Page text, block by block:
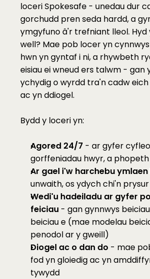
loceri Spokesafe - unedau dur
gorchudd pren seda hardd, a
ymgyfuno â'r trefniant lleol. Hyd
well? Mae pob locer yn
hwn yn gyntaf i ni, a rhywbeth
eisiau ei wneud ers talwm - gan
ychydig o wyrdd tra'n cadw
ac yn ddiogel.
Bydd y loceri yn:
Agored 24/7 - ar gyfer
gorffeniadau hwyr, a
Ar gael i'w harchebu
unwaith, os ydych chi'n prysur
Wedi'u hadeiladu ar gyfer
feiciau - gan gynnwys
beiciau e (mae modelau
penodol ar y gweill)
Diogel ac o dan do - mae
fod yn gloiedig ac yn
tywydd